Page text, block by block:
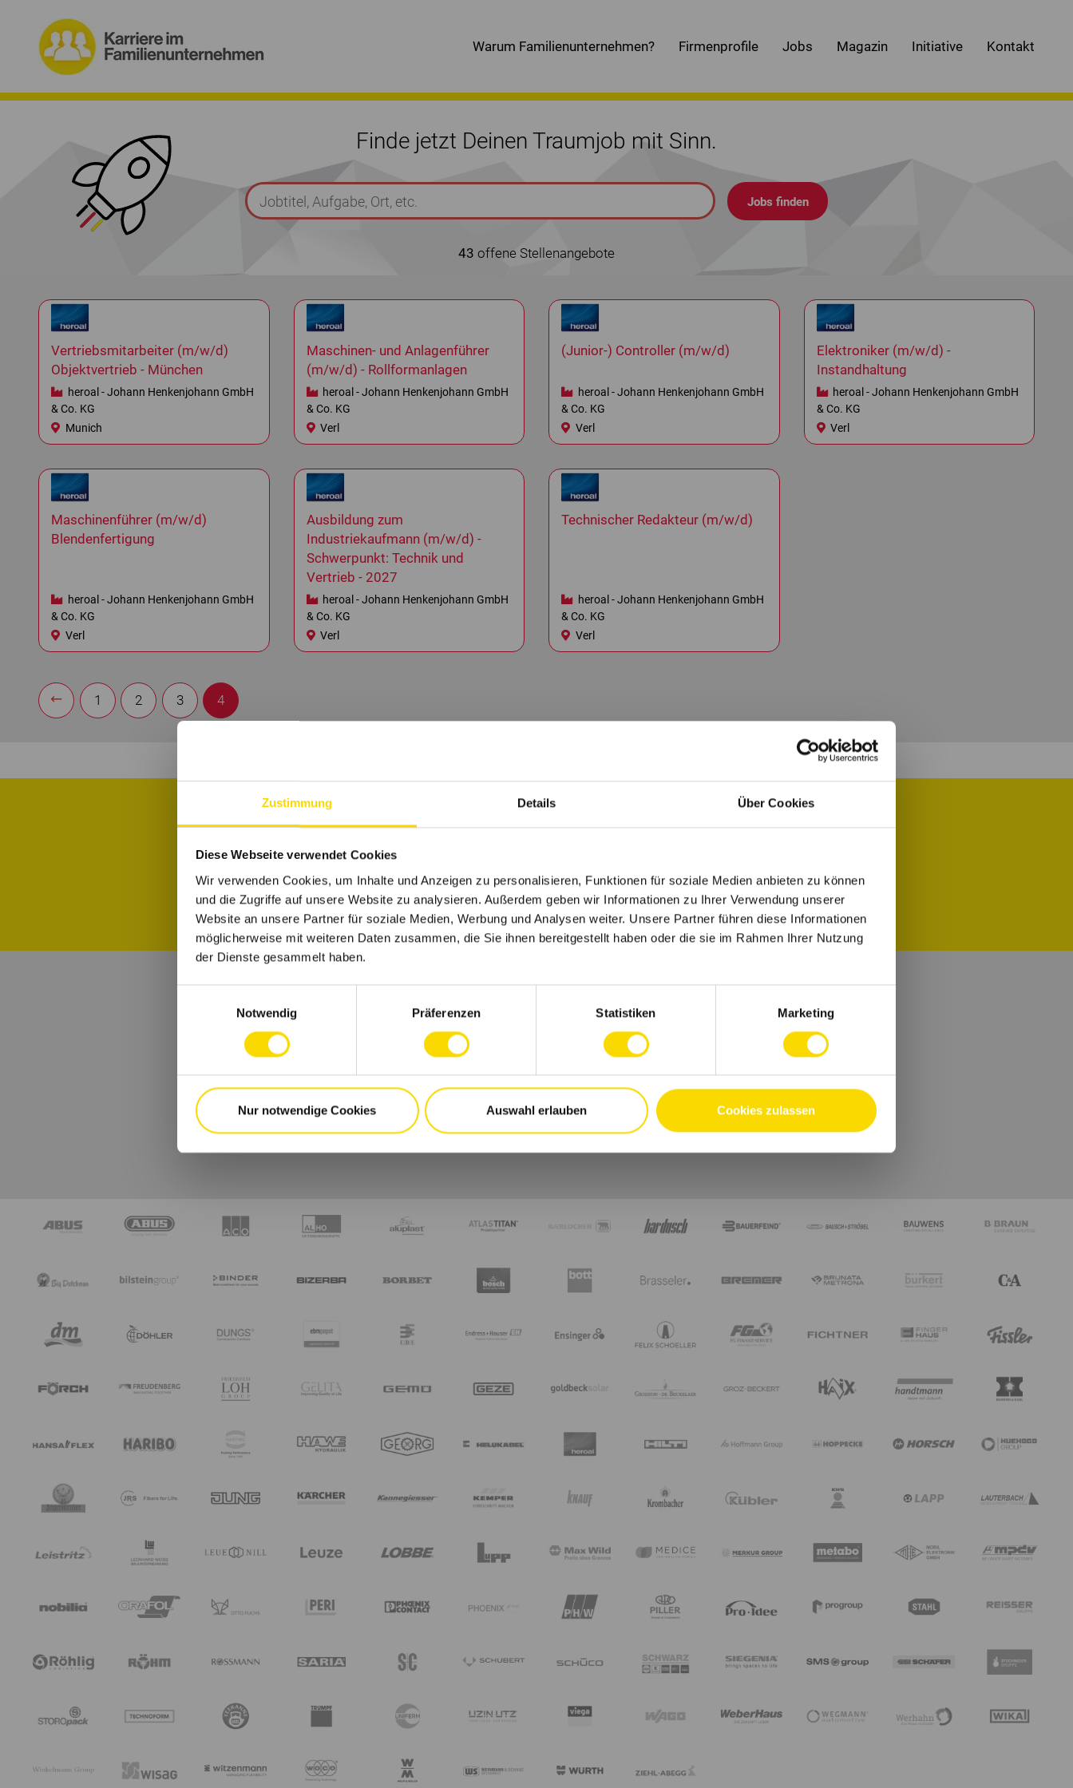
Zustimmung Details Über Cookies
Diese Webseite verwendet Cookies
Wir verwenden Cookies, um Inhalte und Anzeigen zu personalisieren, Funktionen für soziale Medien anbieten zu können
und die Zugriffe auf unsere Website zu analysieren. Außerdem geben wir Informationen zu Ihrer Verwendung unserer
Website an unsere Partner für soziale Medien, Werbung und Analysen weiter. Unsere Partner führen diese Informationen
möglicherweise mit weiteren Daten zusammen, die Sie ihnen bereitgestellt haben oder die sie im Rahmen Ihrer Nutzung
der Dienste gesammelt haben.
Notwendig
Präferenzen Statistiken Marketing
Nur notwendige Cookies Auswahl erlauben Cookies zulassen
Warum Familienunternehmen? Firmenprofile Jobs Magazin Initiative Kontakt
Finde jetzt Deinen Traumjob mit Sinn.
43 offene Stellenangebote
Vertriebsmitarbeiter (m/w/d)
Objektvertrieb - München
heroal - Johann Henkenjohann GmbH
& Co. KG
Munich
Maschinen- und Anlagenführer
(m/w/d) - Rollformanlagen
heroal - Johann Henkenjohann GmbH
& Co. KG
Verl
(Junior-) Controller (m/w/d)
heroal - Johann Henkenjohann GmbH
& Co. KG
Verl
Elektroniker (m/w/d) -
Instandhaltung
heroal - Johann Henkenjohann GmbH
& Co. KG
Verl
Maschinenführer (m/w/d)
Blendenfertigung
heroal - Johann Henkenjohann GmbH
& Co. KG
Verl
Ausbildung zum
Industriekaufmann (m/w/d) -
Schwerpunkt: Technik und
Vertrieb - 2027
heroal - Johann Henkenjohann GmbH
& Co. KG
Verl
Technischer Redakteur (m/w/d)
heroal - Johann Henkenjohann GmbH
& Co. KG
Verl
1 2 3 4
Interesse an Familienunternehmen gewonnen?
Informiere dich in den Firmenprofilen und finde den perfekten Job für Dich.
Firmenprofile entdecken
Nichts mehr verpassen?
Bekomme regelmäßig Tipps und bleibe Up-to-Date.